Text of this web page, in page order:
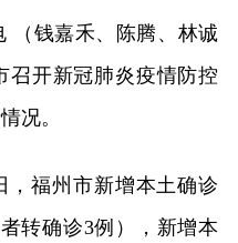
（钱嘉禾、陈腾、林诚
召开新冠肺炎疫情防控
况。
，福州市新增本土确诊
转确诊3例），新增本